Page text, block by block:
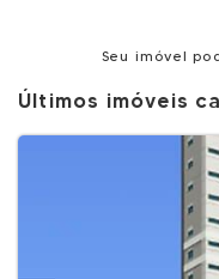
Seu imóvel
Últimos imóveis